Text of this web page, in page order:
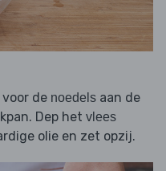
de noedels aan de
Dep het vlees
olie en zet opzij.